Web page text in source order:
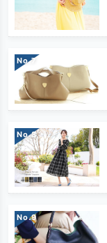
No.
No.
No.